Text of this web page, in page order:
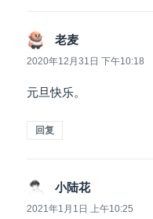
老麦
道：
2020年12月31日 下午10:18
元旦快乐。
回复
小陆花说
道：
2021年1月1日 上午10:25